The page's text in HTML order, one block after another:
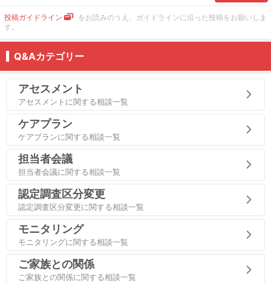
投稿ガイドライン
をお読みのうえ、ガイドラインに沿った投稿をお願いしま
す。
Q&Aカテゴリー
アセスメント
アセスメントに関する相談一覧
ケアプラン
ケアプランに関する相談一覧
担当者会議
担当者会議に関する相談一覧
認定調査区分変更
認定調査区分変更に関する相談一覧
モニタリング
モニタリングに関する相談一覧
ご家族との関係
ご家族との関係に関する相談一覧